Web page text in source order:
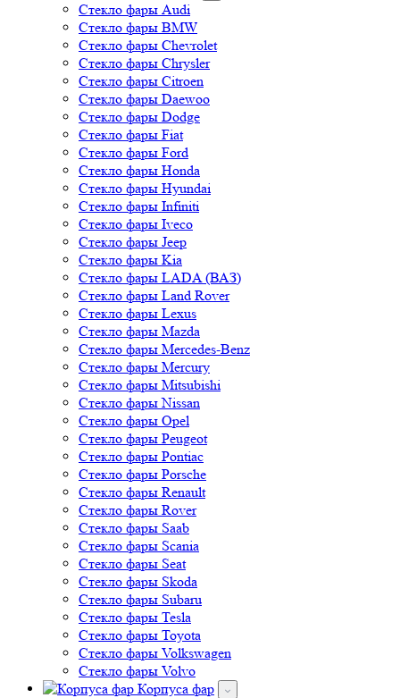
Стекло фары Audi
Стекло фары BMW
Стекло фары Chevrolet
Стекло фары Chrysler
Стекло фары Citroen
Стекло фары Daewoo
Стекло фары Dodge
Стекло фары Fiat
Стекло фары Ford
Стекло фары Honda
Стекло фары Hyundai
Стекло фары Infiniti
Стекло фары Iveco
Стекло фары Jeep
Стекло фары Kia
Стекло фары LADA (ВАЗ)
Стекло фары Land Rover
Стекло фары Lexus
Стекло фары Mazda
Стекло фары Mercedes-Benz
Стекло фары Mercury
Стекло фары Mitsubishi
Стекло фары Nissan
Стекло фары Opel
Стекло фары Peugeot
Стекло фары Pontiac
Стекло фары Porsche
Стекло фары Renault
Стекло фары Rover
Стекло фары Saab
Стекло фары Scania
Стекло фары Seat
Стекло фары Skoda
Стекло фары Subaru
Стекло фары Tesla
Стекло фары Toyota
Стекло фары Volkswagen
Стекло фары Volvo
Корпуса фар